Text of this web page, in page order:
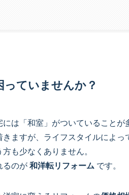
っていませんか？
は「和室」がついていることが
ますが、ライフスタイルによ
も少なくありません。
るのが 和洋転リフォーム です。